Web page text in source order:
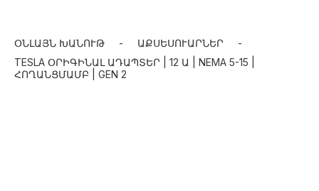
ՕՆԼԱՅՆ ԽԱՆՈՒԹ - ԱՔՍԵՍՈՒԱՐՆԵՐ
-
TESLA ՕՐԻԳԻՆԱԼ ԱԴԱՊՏԵՐ | 12 Ա | NEMA 5-15 |
ՀՈՂԱՆՑՄԱՄԲ | GEN 2